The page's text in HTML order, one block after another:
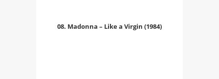
08. Madonna – Like a Virgin (1984)